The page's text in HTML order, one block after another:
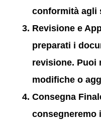
conformità agli
Revisione e
preparati i
revisione. Puoi
modifiche o
Consegna
consegneremo